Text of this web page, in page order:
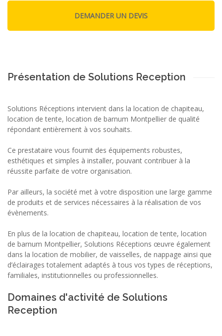
Présentation de Solutions Reception
Solutions Réceptions intervient dans la location de chapiteau,
location de tente, location de barnum Montpellier de qualité
répondant entièrement à vos souhaits.
Ce prestataire vous fournit des équipements robustes,
esthétiques et simples à installer, pouvant contribuer à la
réussite parfaite de votre organisation.
Par ailleurs, la société met à votre disposition une large gamme
de produits et de services nécessaires à la réalisation de vos
évènements.
En plus de la location de chapiteau, location de tente, location
de barnum Montpellier, Solutions Réceptions œuvre également
dans la location de mobilier, de vaisselles, de nappage ainsi que
d’éclairages totalement adaptés à tous vos types de réceptions,
familiales, institutionnelles ou professionnelles.
Domaines d'activité de Solutions
Reception